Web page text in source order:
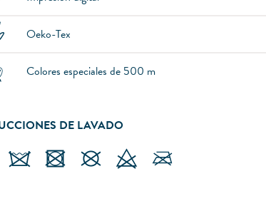
Oeko-Tex
Colores especiales de 500 m
DE LAVADO